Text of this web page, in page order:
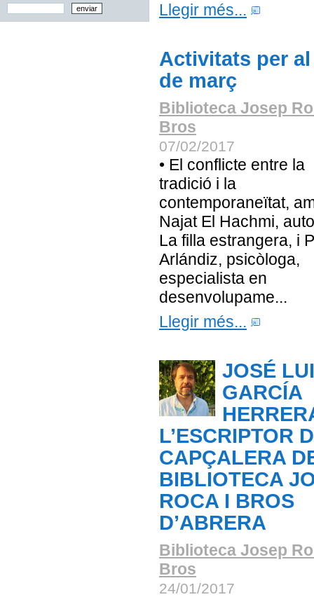
Llegir més...
Activitats per
de març
Biblioteca Josep
Bros
07/02/2017
• El conflicte entre la
tradició i la
contemporaneïtat,
Najat El Hachmi,
La filla estrangera, i
Arlándiz, psicòloga,
especialista en
desenvolupame...
Llegir més...
JOSÉ
GARCÍA
L’ESCRIPTOR
CAPÇALERA
BIBLIOTECA
ROCA I BROS
D’ABRERA
Biblioteca Josep
Bros
24/01/2017